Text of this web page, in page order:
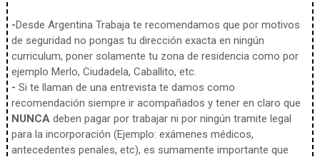
-Desde Argentina Trabaja te recomendamos que por motivos
de seguridad no pongas tu dirección exacta en ningún
curriculum, poner solamente tu zona de residencia como por
ejemplo Merlo, Ciudadela, Caballito, etc.
- Si te llaman de una entrevista te damos como
recomendación siempre ir acompañados y tener en claro que
NUNCAdeben pagar por trabajar ni por ningún tramite legal
para la incorporación (Ejemplo: exámenes médicos,
antecedentes penales, etc), es sumamente importante que